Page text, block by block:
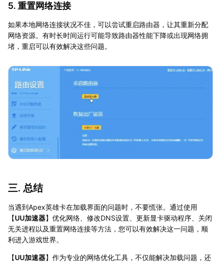
5. 重置网络连接
如果本地网络连接状况不佳，可以尝试重启路由器，让其重新分配
网络资源。有时长时间运行可能导致路由器性能下降或出现网络拥
堵，重启可以有效解决这些问题。
三. 总结
当遇到Apex英雄卡在加载界面的问题时，不要慌张。通过使用
【UU加速器】优化网络、修改DNS设置、更新显卡驱动程序、关闭
无关进程以及重置网络连接等方法，您可以有效解决这一问题，顺
利进入游戏世界。
【UU加速器】作为专业的网络优化工具，不仅能解决加载问题，还